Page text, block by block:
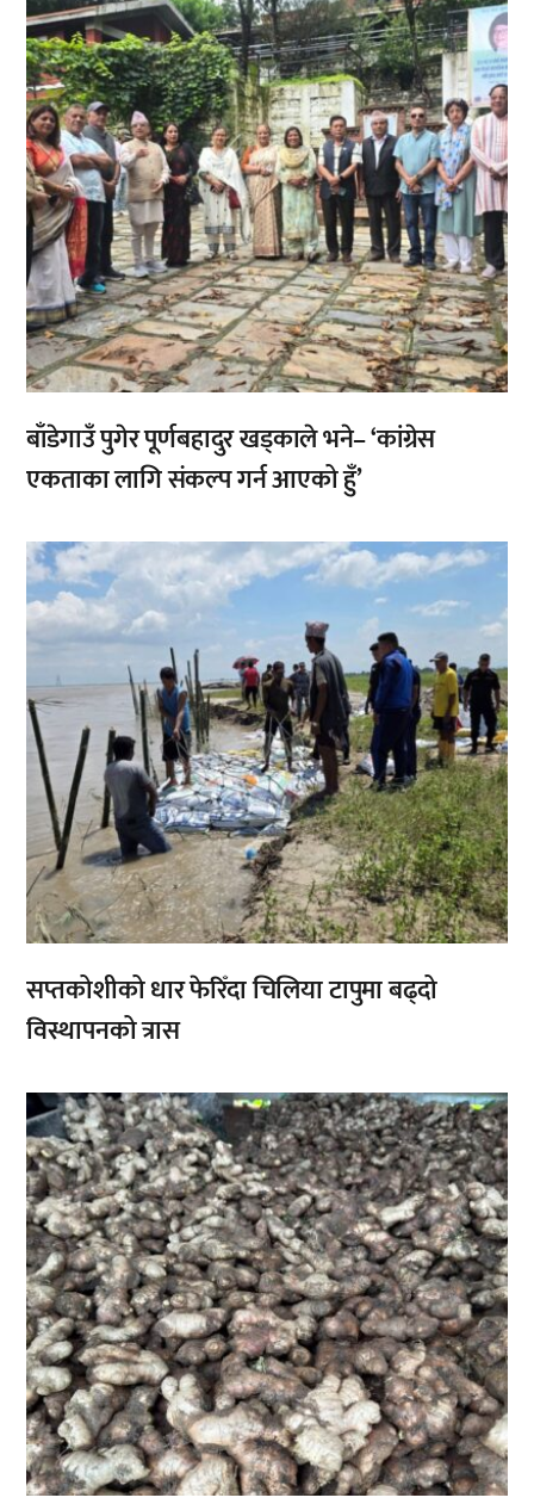
बाँडेगाउँ पुगेर पूर्णबहादुर खड्काले भने– ‘कांग्रेस
एकताका लागि संकल्प गर्न आएको हुँ’
,
सप्तकोशीको धार फेरिँदा चिलिया टापुमा बढ्दो
विस्थापनको त्रास
,